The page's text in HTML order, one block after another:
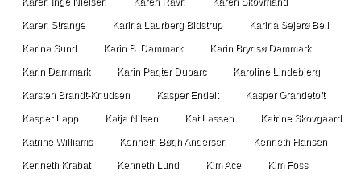
Karen Strange Karina Laurberg Bidstrup Karina Sejerø Bell
Karina Sund Karin B. Dammark Karin Brydsø Dammark
Karin Dammark Karin Pagter Duparc Karoline Lindebjerg
Karsten Brandt-Knudsen Kasper Endelt Kasper Grandetoft
Kasper Lapp Katja Nilsen Kat Lassen Katrine Skovgaard
Katrine Williams Kenneth Bøgh Andersen Kenneth Hansen
Kenneth Krabat Kenneth Lund Kim Ace Kim Foss